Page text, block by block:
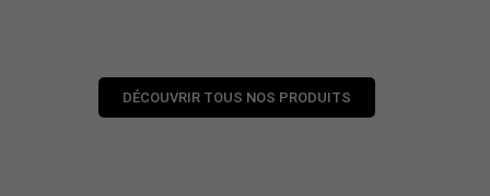
DÉCOUVRIR TOUS NOS PRODUITS